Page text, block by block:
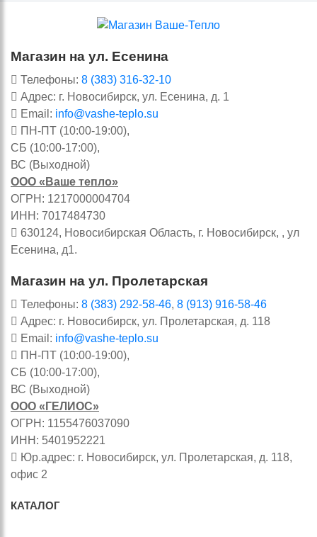
Магазин на ул. Есенина
Телефоны: 8 (383) 316-32-10
Адрес: г. Новосибирск, ул. Есенина, д. 1
Email: info@vashe-teplo.su
ПН-ПТ (10:00-19:00),
СБ (10:00-17:00),
ВС (Выходной)
ООО «Ваше тепло»
ОГРН: 1217000004704
ИНН: 7017484730
630124, Новосибирская Область, г. Новосибирск, , ул
Есенина, д1.
Магазин на ул. Пролетарская
Телефоны: 8 (383) 292-58-46, 8 (913) 916-58-46
Адрес: г. Новосибирск, ул. Пролетарская, д. 118
Email: info@vashe-teplo.su
ПН-ПТ (10:00-19:00),
СБ (10:00-17:00),
ВС (Выходной)
ООО «ГЕЛИОС»
ОГРН: 1155476037090
ИНН: 5401952221
Юр.адрес: г. Новосибирск, ул. Пролетарская, д. 118,
офис 2
КАТАЛОГ